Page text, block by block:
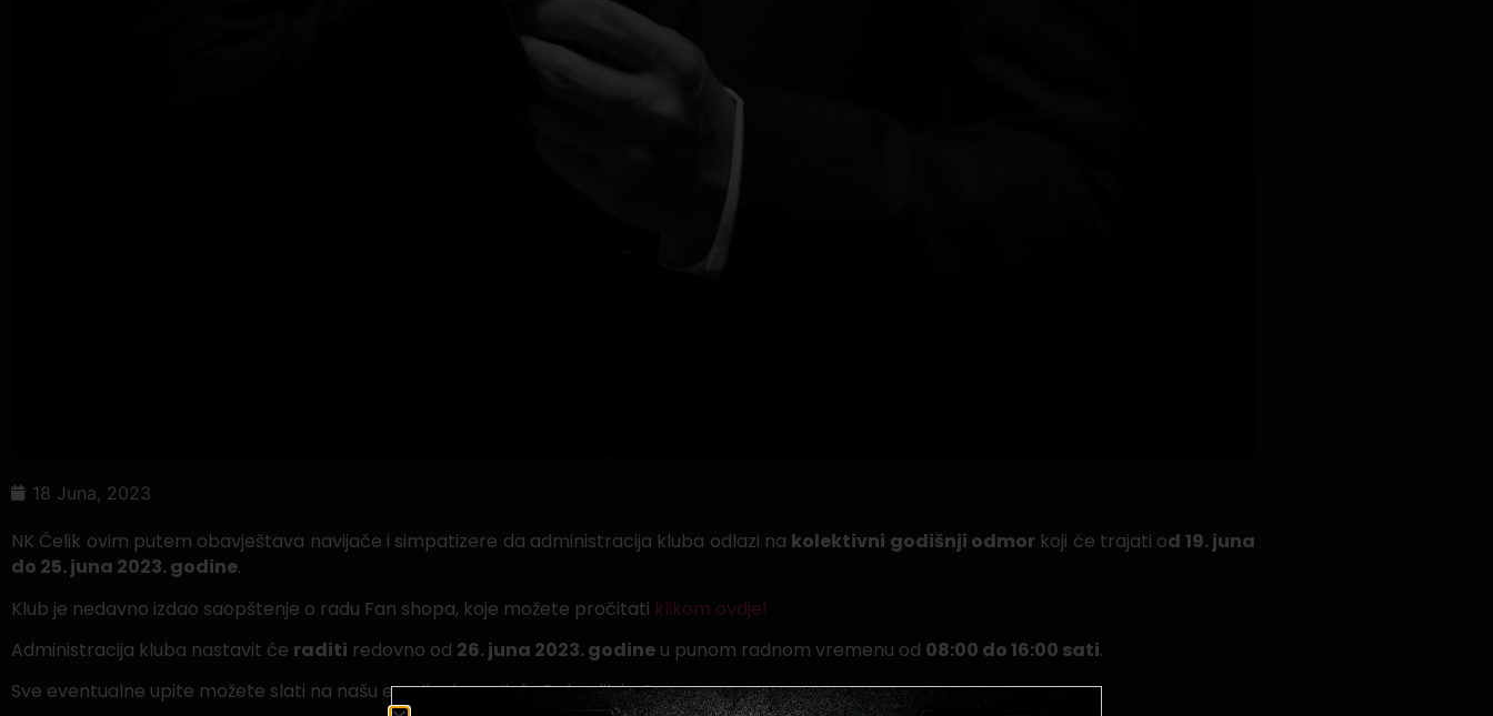
18 Juna, 2023
NK Čelik ovim putem obavještava navijače i simpatizere da administracija kluba odlazi na kolektivni godišnji odmor koji će trajati od 19. juna
do 25. juna 2023. godine.
Klub je nedavno izdao saopštenje o radu Fan shopa, koje možete pročitati klikom ovdje!
Administracija kluba nastavit će raditi redovno od 26. juna 2023. godine u punom radnom vremenu od 08:00 do 16:00 sati.
Sve eventualne upite možete slati na našu email adresu “info@nkcelik.ba”